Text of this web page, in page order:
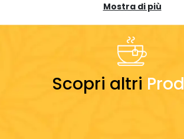
Mostra di più
Scopri altri